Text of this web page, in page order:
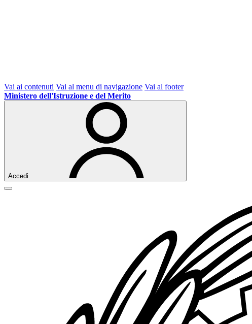
Vai ai contenuti Vai al menu di navigazione Vai al footer
Ministero dell'Istruzione e del Merito
Accedi